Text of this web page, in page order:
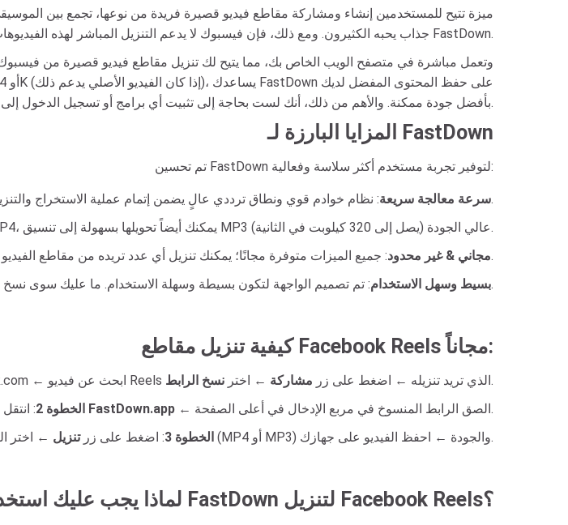
جذاب يحبه الكثيرون. ومع ذلك، فإن فيسبوك لا يدعم التنزيل المباشر لهذه الفيديوهات إلى جهازك. وهذا هو سبب إنشاء FastDown.
بأفضل جودة ممكنة. والأهم من ذلك، أنك لست بحاجة إلى تثبيت أي برامج أو تسجيل الدخول إلى حساب، مما يضمن الأمان والخصوصية أثناء الاستخدام.
المزايا البارزة لـ FastDown
تم تحسين FastDown لتوفير تجربة مستخدم أكثر سلاسة وفعالية:
سرعة معالجة سريعة: نظام خوادم قوي ونطاق ترددي عالٍ يضمن إتمام عملية الاستخراج والتنزيل في ثوانٍ معدودة.
: إلى جانب تنزيل فيديوهات MP4، يمكنك أيضاً تحويلها بسهولة إلى تنسيق MP3 عالي الجودة (يصل إلى 320 كيلوبت في الثانية).
مجاني & غير محدود: جميع الميزات متوفرة مجانًا؛ يمكنك تنزيل أي عدد تريده من مقاطع الفيديو دون أي قيود.
بسيط وسهل الاستخدام: تم تصميم الواجهة لتكون بسيطة وسهلة الاستخدام. ما عليك سوى نسخ الرابط ولصقه لبدء التنزيل فوراً.
كيفية تنزيل مقاطع Facebook Reels مجاناً:
: افتح تطبيق فيسبوك أو Facebook.com ← ابحث عن فيديو Reels الذي تريد تنزيله ← اضغط على زر مشاركة ← اختر نسخ الرابط
.
الخطوة 2 FastDown.app
← الصق الرابط المنسوخ في مربع الإدخال في أعلى الصفحة.
الخطوة 3
: اضغط على زرتنزيل ← اختر التنسيق المفضل (MP4 أو MP3) والجودة ← احفظ الفيديو على جهازك.
لماذا يجب عليك استخدام FastDown لتنزيل Facebook Reels؟